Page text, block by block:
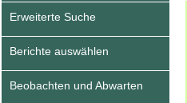
Erweiterte Suche
Berichte auswählen
Beobachten und Abwarten